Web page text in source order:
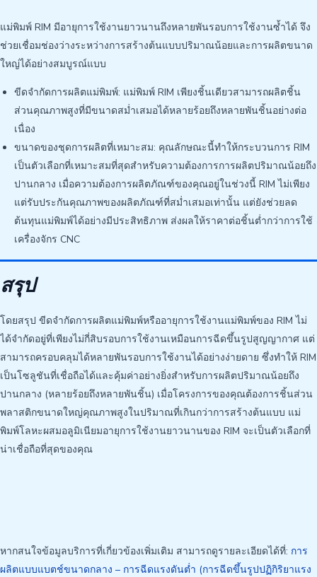
แม่พิมพ์ RIM มีอายุการใช้งานยาวนานถึงหลายพันรอบการใช้งานซ้ำได้ จึง
ช่วยเชื่อมช่องว่างระหว่างการสร้างต้นแบบปริมาณน้อยและการผลิตขนาด
ใหญ่ได้อย่างสมบูรณ์แบบ
ขีดจำกัดการผลิตแม่พิมพ์: แม่พิมพ์ RIM เพียงชิ้นเดียวสามารถผลิตชิ้น
ส่วนคุณภาพสูงที่มีขนาดสม่ำเสมอได้หลายร้อยถึงหลายพันชิ้นอย่างต่อ
เนื่อง
ขนาดของชุดการผลิตที่เหมาะสม: คุณลักษณะนี้ทำให้กระบวนการ RIM
เป็นตัวเลือกที่เหมาะสมที่สุดสำหรับความต้องการการผลิตปริมาณน้อยถึง
ปานกลาง เมื่อความต้องการผลิตภัณฑ์ของคุณอยู่ในช่วงนี้ RIM ไม่เพียง
แต่รับประกันคุณภาพของผลิตภัณฑ์ที่สม่ำเสมอเท่านั้น แต่ยังช่วยลด
ต้นทุนแม่พิมพ์ได้อย่างมีประสิทธิภาพ ส่งผลให้ราคาต่อชิ้นต่ำกว่าการใช้
เครื่องจักร CNC
สรุป
โดยสรุป ขีดจำกัดการผลิตแม่พิมพ์หรืออายุการใช้งานแม่พิมพ์ของ RIM ไม่
ได้จำกัดอยู่ที่เพียงไม่กี่สิบรอบการใช้งานเหมือนการฉีดขึ้นรูปสูญญากาศ แต่
สามารถครอบคลุมได้หลายพันรอบการใช้งานได้อย่างง่ายดาย ซึ่งทำให้ RIM
เป็นโซลูชันที่เชื่อถือได้และคุ้มค่าอย่างยิ่งสำหรับการผลิตปริมาณน้อยถึง
ปานกลาง (หลายร้อยถึงหลายพันชิ้น) เมื่อโครงการของคุณต้องการชิ้นส่วน
พลาสติกขนาดใหญ่คุณภาพสูงในปริมาณที่เกินกว่าการสร้างต้นแบบ แม่
พิมพ์โลหะผสมอลูมิเนียมอายุการใช้งานยาวนานของ RIM จะเป็นตัวเลือกที่
น่าเชื่อถือที่สุดของคุณ
หากสนใจข้อมูลบริการที่เกี่ยวข้องเพิ่มเติม สามารถดูรายละเอียดได้ที่: การ
ผลิตแบบแบตช์ขนาดกลาง – การฉีดแรงดันต่ำ (การฉีดขึ้นรูปปฏิกิริยาแรง